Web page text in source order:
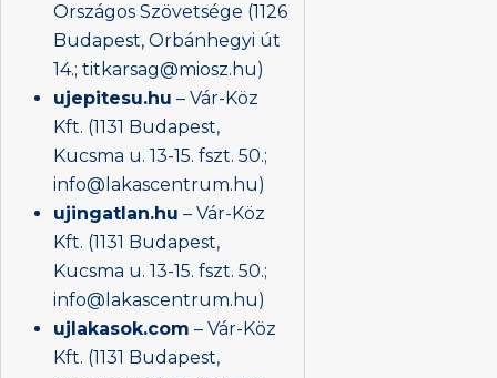
Országos Szövetsége (1126
Budapest, Orbánhegyi út
14.; titkarsag@miosz.hu)
ujepitesu.hu – Vár-Köz
Kft. (1131 Budapest,
Kucsma u. 13-15. fszt. 50.;
info@lakascentrum.hu)
ujingatlan.hu – Vár-Köz
Kft. (1131 Budapest,
Kucsma u. 13-15. fszt. 50.;
info@lakascentrum.hu)
ujlakasok.com – Vár-Köz
Kft. (1131 Budapest,